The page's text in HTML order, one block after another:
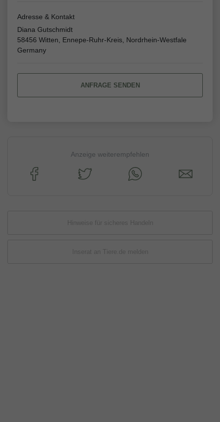
Adresse & Kontakt
Diana Gutschmidt
58456 Witten, Ennepe-Ruhr-Kreis, Nordrhein-Westfale
Germany
ANFRAGE SENDEN
Anzeige weiterempfehlen
Hinweise für sicheres Handeln
Inserat an Tiere.de melden